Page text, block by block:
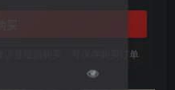
议登陆后购买，可保存购买订单